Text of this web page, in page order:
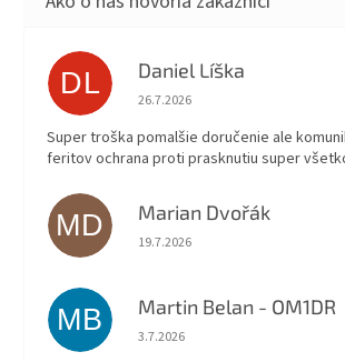
DL Daniel Líška
Hodnotenie obchodu je 5 z 5
26.7.2026
Super troška pomalšie doručenie ale
feritov ochrana proti prasknutiu super
MD Marian Dvořák
Hodnotenie obchodu je 5 z 5
19.7.2026
MB Martin Belan - OM1DR
Hodnotenie obchodu je 5 z 5
3.7.2026